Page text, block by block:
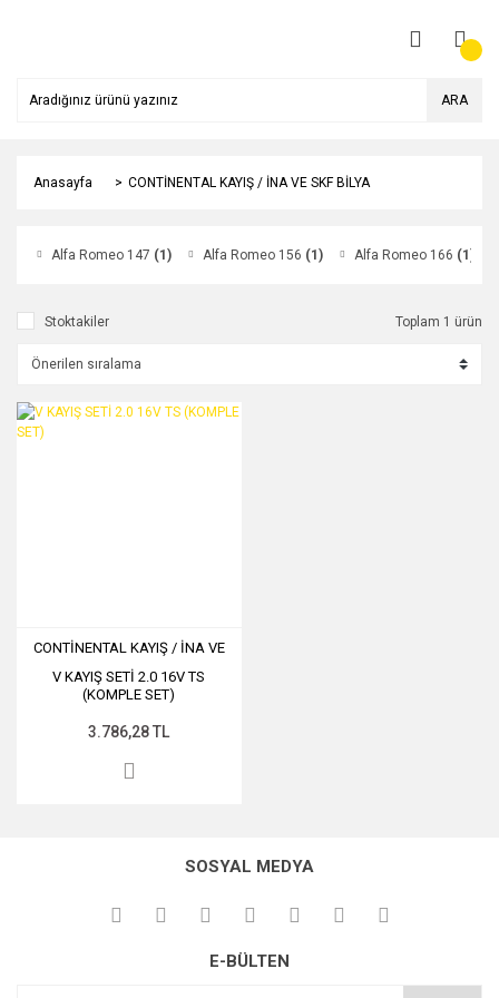
ARA
Anasayfa CONTİNENTAL KAYIŞ / İNA VE SKF BİLYA
Alfa Romeo 147 (1) Alfa Romeo 156 (1) Alfa Romeo 166 (1)
Stoktakiler Toplam 1 ürün
CONTİNENTAL KAYIŞ / İNA VE
SKF BİLYA
V KAYIŞ SETİ 2.0 16V TS
(KOMPLE SET)
3.786,28 TL
SOSYAL MEDYA
E-BÜLTEN